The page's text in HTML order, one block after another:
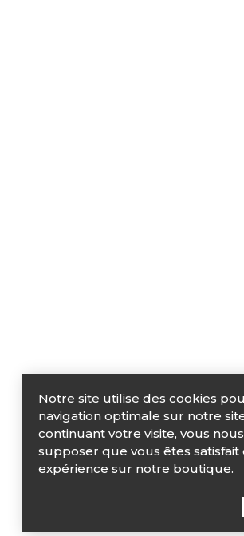
Notre site utilise des cookies
navigation optimale sur notre
continuant votre visite, vous
supposer que vous êtes satisfait
expérience sur notre boutique.